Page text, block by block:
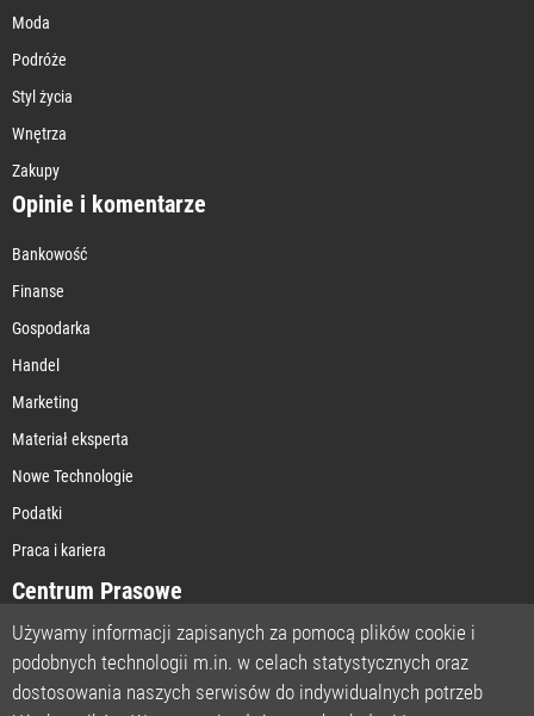
Moda
Podróże
Styl życia
Wnętrza
Zakupy
Opinie i komentarze
Bankowość
Finanse
Gospodarka
Handel
Marketing
Materiał eksperta
Nowe Technologie
Podatki
Praca i kariera
Centrum Prasowe
STRONA GŁÓWNA
Używamy informacji zapisanych za pomocą plików cookie i
podobnych technologii m.in. w celach statystycznych oraz
dostosowania naszych serwisów do indywidualnych potrzeb